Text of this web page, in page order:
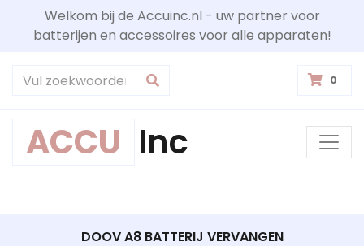
Welkom bij de Accuinc.nl - uw partner voor
batterijen en accessoires voor alle apparaten!
0
ACCU Inc
DOOV A8 BATTERIJ VERVANGEN